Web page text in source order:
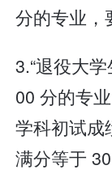
分的专业，
3.“退役大
00 分的专
学科初试成
满分等于